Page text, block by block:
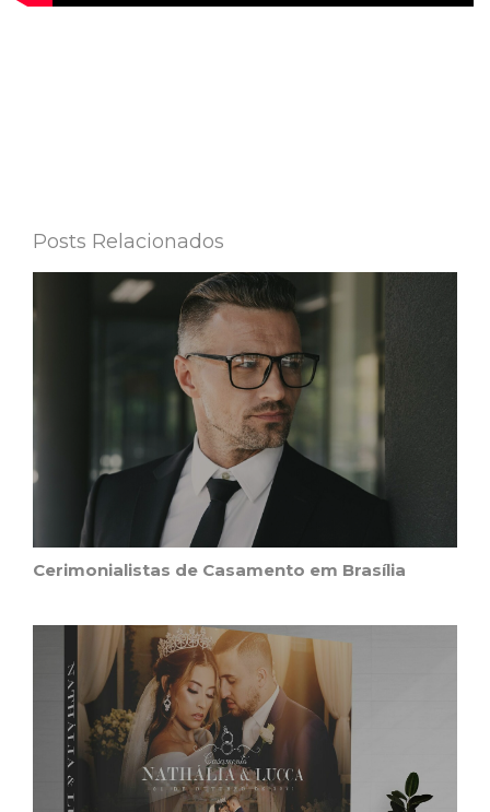
Posts Relacionados
Cerimonialistas de Casamento em Brasília